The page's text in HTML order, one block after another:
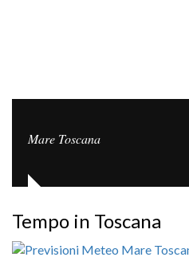
Mare Toscana
Tempo in Toscana